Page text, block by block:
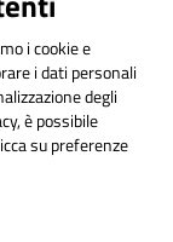
(TO) | P.E.O.:
| Codice
i cookie e
i dati personali
degli
è possibile
su preferenze